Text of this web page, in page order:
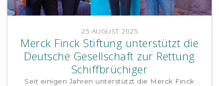
25 AUGUST 2025
Merck Finck Stiftung unterstützt die
Deutsche Gesellschaft zur Rettung
Schiffbrüchiger
Seit einigen Jahren unterstützt die Merck Finck